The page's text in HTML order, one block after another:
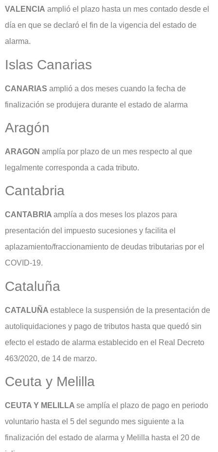
VALENCIA amplió el plazo hasta un mes contado desde el
día en que se declaró el fin de la vigencia del estado de
alarma.
Islas Canarias
CANARIAS amplió a dos meses cuando la fecha de
finalización se produjera durante el estado de alarma
Aragón
ARAGON amplía por plazo de un mes respecto al que
legalmente corresponda a cada tributo.
Cantabria
CANTABRIA amplía a dos meses los plazos para
presentación del impuesto sucesiones y facilita el
aplazamiento/fraccionamiento de deudas tributarias por el
COVID-19.
Cataluña
CATALUÑA establece la suspensión de la presentación de
autoliquidaciones y pago de tributos hasta que quedó sin
efecto el estado de alarma establecido en el Real Decreto
463/2020, de 14 de marzo.
Ceuta y Melilla
CEUTA Y MELILLA se amplía el plazo de pago en periodo
voluntario hasta el 5 del segundo mes siguiente a la
finalización del estado de alarma y Melilla hasta el 20 de